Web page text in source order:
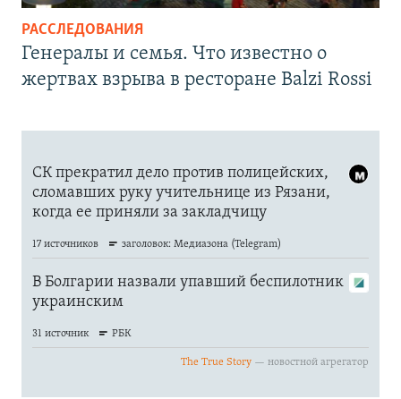
РАССЛЕДОВАНИЯ
Генералы и семья. Что известно о
жертвах взрыва в ресторане Balzi Rossi